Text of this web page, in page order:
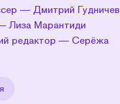
— Дмитрий Гудничев
Лиза Марантиди
редактор — Серёжа